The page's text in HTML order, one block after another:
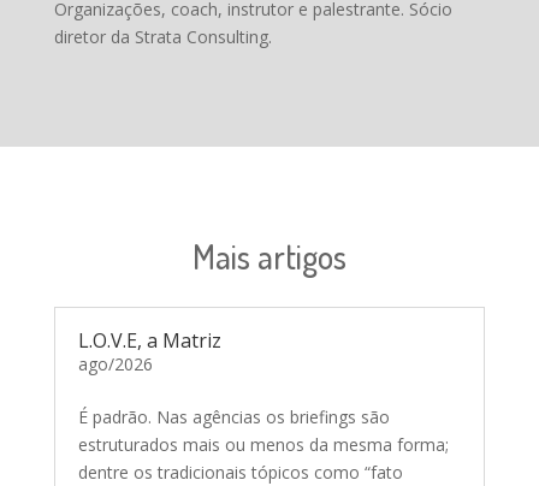
Organizações, coach, instrutor e palestrante. Sócio
diretor da Strata Consulting.
Mais artigos
L.O.V.E, a Matriz
ago/2026
É padrão. Nas agências os briefings são
estruturados mais ou menos da mesma forma;
dentre os tradicionais tópicos como “fato